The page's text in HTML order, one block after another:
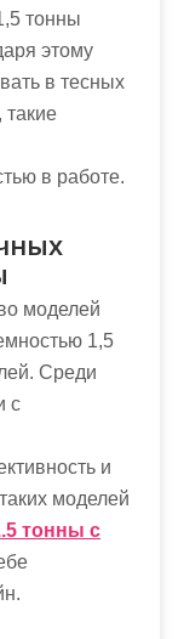
тонны
этому
в тесных
в работе.
моделей
1,5
Среди
с
и
моделей
тонны с